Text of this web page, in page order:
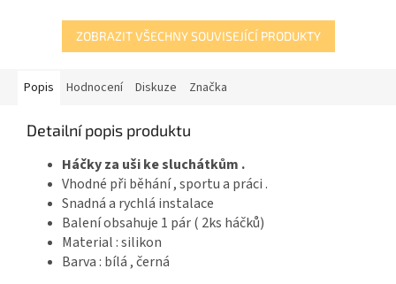
ZOBRAZIT VŠECHNY SOUVISEJÍCÍ PRODUKTY
Popis Hodnocení Diskuze Značka
Detailní popis produktu
Háčky za uši ke sluchátkům .
Vhodné při běhání , sportu a práci .
Snadná a rychlá instalace
Balení obsahuje 1 pár ( 2ks háčků)
Material : silikon
Barva : bílá , černá